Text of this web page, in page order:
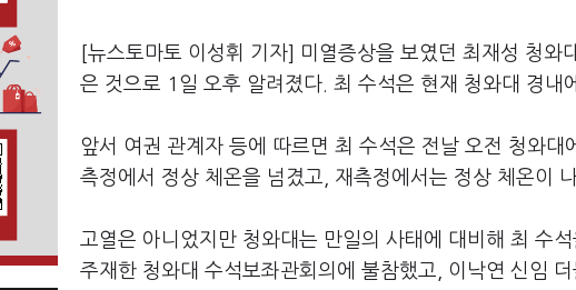
[뉴스토마토 이성휘 기자] 미열증상을 보였던 최재성 청
은 것으로 1일 오후 알려졌다. 최 수석은 현재 청와대 경내
앞서 여권 관계자 등에 따르면 최 수석은 전날 오전 청와
측정에서 정상 체온을 넘겼고, 재측정에서는 정상 체온이
고열은 아니었지만 청와대는 만일의 사태에 대비해 최 수
주재한 청와대 수석보좌관회의에 불참했고, 이낙연 신임